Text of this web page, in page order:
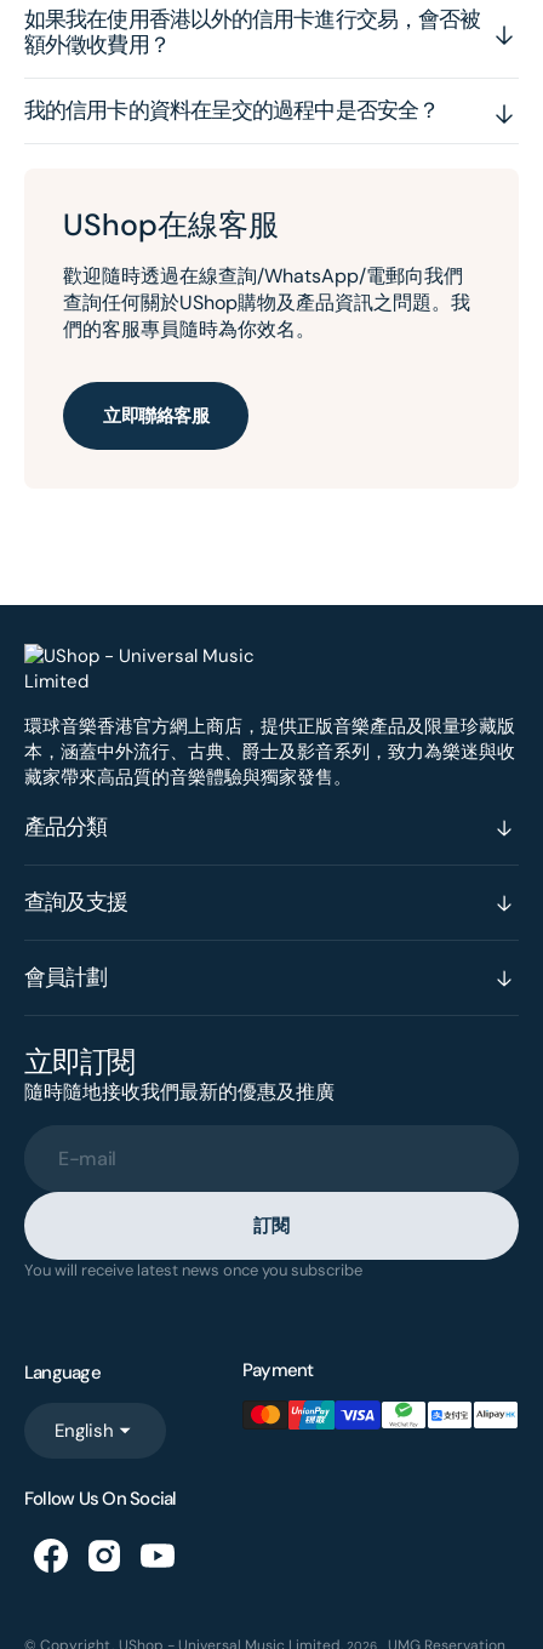
如果我在使用香港以外的信用卡進行交易，會否被
額外徵收費用？
我的信用卡的資料在呈交的過程中是否安全？
UShop在線客服
歡迎隨時透過在線查詢/WhatsApp/電郵向我們
查詢任何關於UShop購物及產品資訊之問題。我
們的客服專員隨時為你效名。
立即聯絡客服
環球音樂香港官方網上商店，提供正版音樂產品及限量珍藏版
本，涵蓋中外流行、古典、爵士及影音系列，致力為樂迷與收
藏家帶來高品質的音樂體驗與獨家發售。
產品分類
查詢及支援
會員計劃
立即訂閱
隨時隨地接收我們最新的優惠及推廣
E-mail
訂閱
You will receive latest news once you subscribe
Language
English
Payment
Follow Us On Social